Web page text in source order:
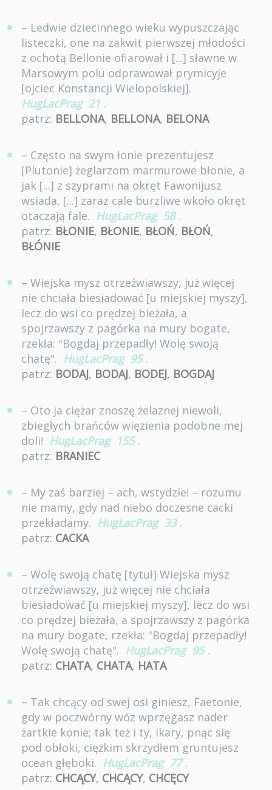
– Ledwie dziecinnego wieku wypuszczając
listeczki, one na zakwit pierwszej młodości
z ochotą Bellonie ofiarował i [...] sławne w
Marsowym polu odprawował prymicyje
[ojciec Konstancji Wielopolskiej].
HugLacPrag 21 .
patrz: BELLONA, BELLONA, BELONA
– Często na swym łonie prezentujesz
[Plutonie] żeglarzom marmurowe błonie, a
jak [...] z szyprami na okręt Fawonijusz
wsiada, [...] zaraz cale burzliwe wkoło okręt
otaczają fale. HugLacPrag 58 .
patrz: BŁONIE, BŁONIE, BŁOŃ, BŁOŃ,
BŁÓNIE
– Wiejska mysz otrzeźwiawszy, już więcej
nie chciała biesiadować [u miejskiej myszy],
lecz do wsi co prędzej bieżała, a
spojrzawszy z pagórka na mury bogate,
rzekła: "Bogdaj przepadły! Wolę swoją
chatę". HugLacPrag 95 .
patrz: BODAJ, BODAJ, BODEJ, BOGDAJ
– Oto ja ciężar znoszę żelaznej niewoli,
zbiegłych brańców więzienia podobne mej
doli! HugLacPrag 155 .
patrz: BRANIEC
– My zaś barziej – ach, wstydzie! – rozumu
nie mamy, gdy nad niebo doczesne cacki
przekładamy. HugLacPrag 33 .
patrz: CACKA
– Wolę swoją chatę [tytuł] Wiejska mysz
otrzeźwiawszy, już więcej nie chciała
biesiadować [u miejskiej myszy], lecz do wsi
co prędzej bieżała, a spojrzawszy z pagórka
na mury bogate, rzekła: "Bogdaj przepadły!
Wolę swoją chatę". HugLacPrag 95 .
patrz: CHATA, CHATA, HATA
– Tak chcący od swej osi giniesz, Faetonie,
gdy w poczwórny wóz wprzęgasz nader
żartkie konie; tak też i ty, Ikary, pnąc się
pod obłoki, ciężkim skrzydłem gruntujesz
ocean głęboki. HugLacPrag 77 .
patrz: CHCĄCY, CHCĄCY, CHCĘCY